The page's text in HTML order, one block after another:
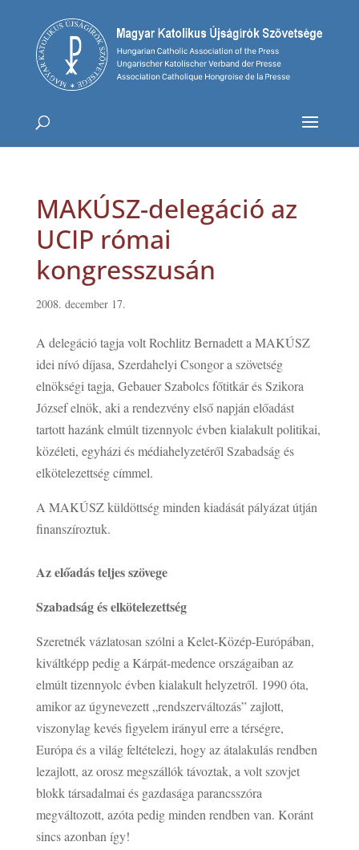
MAKÚSZ-delegáció az
UCIP római
kongresszusán
2008. december 17.
A delegáció tagja volt Rochlitz Bernadett a MAKÚSZ
idei nívó díjasa, Szerdahelyi Csongor a szövetség
elnökségi tagja, Gebauer Szabolcs főtitkár és Szikora
József elnök, aki a rendezvény első napján előadást
tartott hazánk elmúlt tizennyolc évben kialakult politikai,
közéleti, egyházi és médiahelyzetéről Szabadság és
elkötelezettség címmel.
A MAKÚSZ küldöttség minden kiadását pályázat útján
finanszíroztuk.
Az előadás teljes szövege
Szabadság és elkötelezettség
Szeretnék vázlatosan szólni a Kelet-Közép-Európában,
kiváltképp pedig a Kárpát-medence országaiban az
elmúlt tizennyolc évben kialakult helyzetről. 1990 óta,
amikor az úgynevezett „rendszerváltozás” zajlott,
viszonylag kevés figyelem irányul erre a térségre,
Európa és a világ feltételezi, hogy az átalakulás rendben
lezajlott, az orosz megszállók távoztak, a volt szovjet
blokk társadalmai és gazdasága parancsszóra
megváltozott, azóta pedig minden rendben van. Koránt
sincs azonban így!